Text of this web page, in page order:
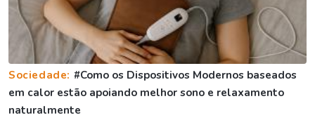
Sociedade: #Como os Dispositivos Modernos baseados
em calor estão apoiando melhor sono e relaxamento
naturalmente